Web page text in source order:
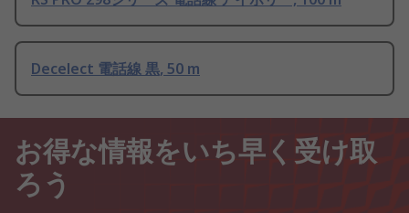
Decelect 電話線 黒, 50 m
お得な情報をいち早く受け取
ろう